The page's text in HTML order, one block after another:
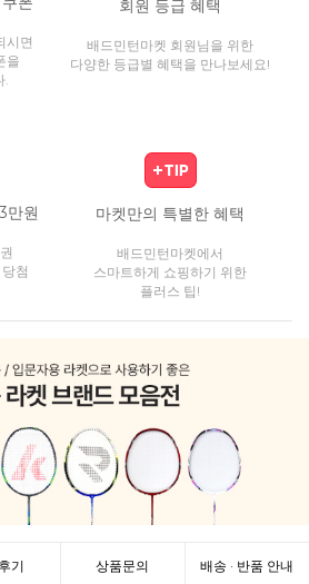
시면
을
회원 등급 혜택
배드민턴마켓 회원님을 위한
다양한 등급별 혜택을 만나보세요!
만원
첨
마켓만의 특별한 혜택
배드민턴마켓에서
스마트하게 쇼핑하기 위한
플러스 팁!
기 상품문의 배송 · 반품 안내